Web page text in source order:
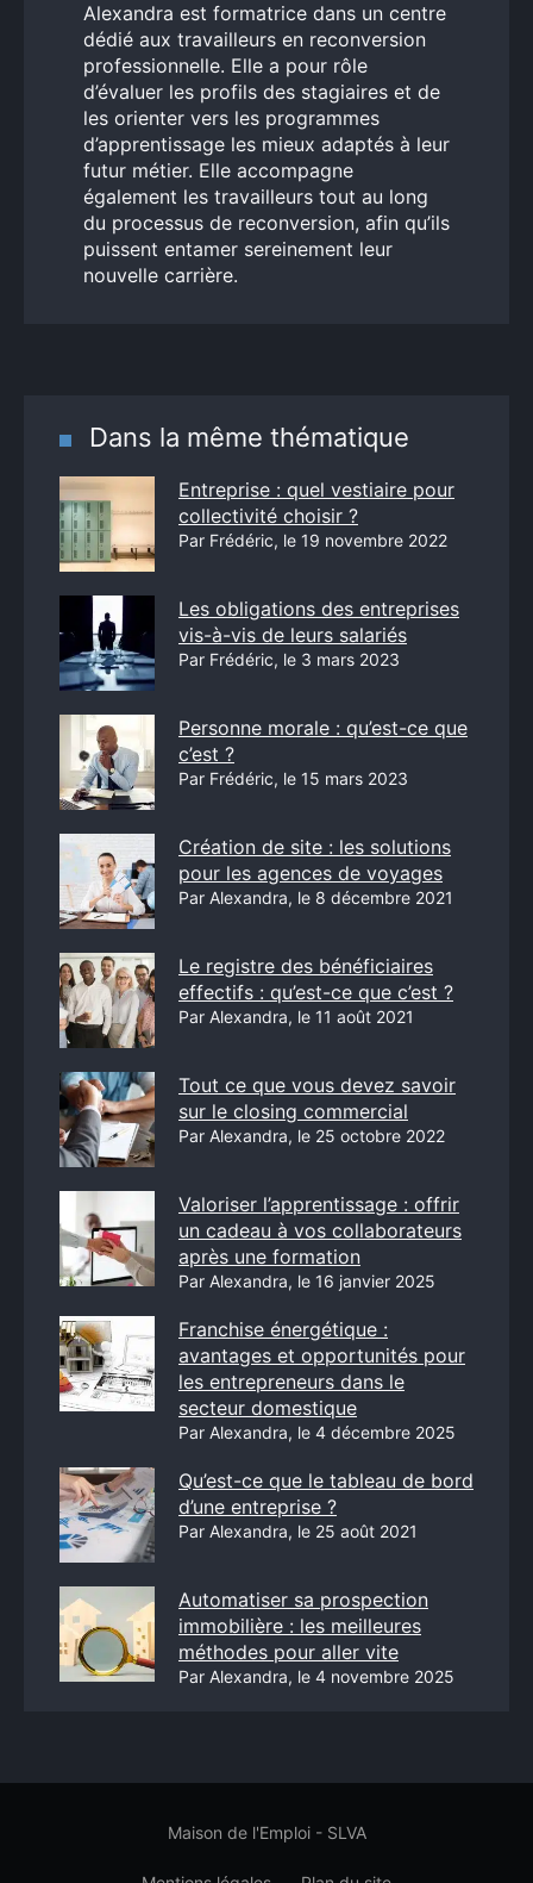
Alexandra est formatrice dans un centre
dédié aux travailleurs en reconversion
professionnelle. Elle a pour rôle
d’évaluer les profils des stagiaires et de
les orienter vers les programmes
d’apprentissage les mieux adaptés à leur
futur métier. Elle accompagne
également les travailleurs tout au long
du processus de reconversion, afin qu’ils
puissent entamer sereinement leur
nouvelle carrière.
Dans la même thématique
Entreprise : quel vestiaire pour
collectivité choisir ?
Par Frédéric, le 19 novembre 2022
Les obligations des entreprises
vis-à-vis de leurs salariés
Par Frédéric, le 3 mars 2023
Personne morale : qu’est-ce que
c’est ?
Par Frédéric, le 15 mars 2023
Création de site : les solutions
pour les agences de voyages
Par Alexandra, le 8 décembre 2021
Le registre des bénéficiaires
effectifs : qu’est-ce que c’est ?
Par Alexandra, le 11 août 2021
Tout ce que vous devez savoir
sur le closing commercial
Par Alexandra, le 25 octobre 2022
Valoriser l’apprentissage : offrir
un cadeau à vos collaborateurs
après une formation
Par Alexandra, le 16 janvier 2025
Franchise énergétique :
avantages et opportunités pour
les entrepreneurs dans le
secteur domestique
Par Alexandra, le 4 décembre 2025
Qu’est-ce que le tableau de bord
d’une entreprise ?
Par Alexandra, le 25 août 2021
Automatiser sa prospection
immobilière : les meilleures
méthodes pour aller vite
Par Alexandra, le 4 novembre 2025
Maison de l'Emploi - SLVA